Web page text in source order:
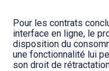
Pour les contrats
interface en ligne, le
disposition du
une fonctionnalité lui
son droit de